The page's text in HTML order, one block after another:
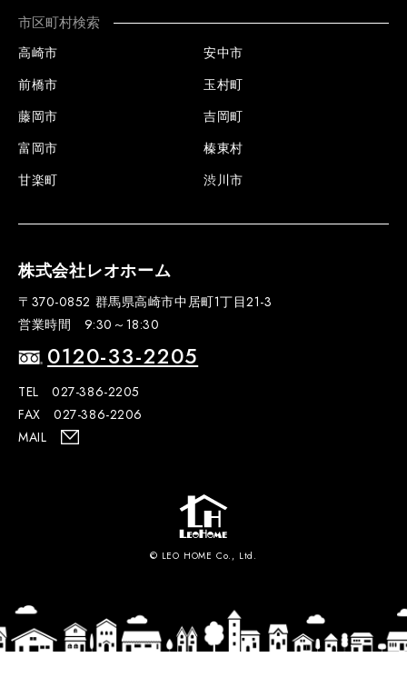
市区町村検索
高崎市
前橋市
藤岡市
富岡市
甘楽町
安中市
玉村町
吉岡町
榛東村
渋川市
株式会社レオホーム
〒370-0852 群馬県高崎市中居町1丁目21-3
営業時間 9:30～18:30
0120-33-2205
TEL 027-386-2205
FAX 027-386-2206
MAIL
© LEO HOME Co., Ltd.